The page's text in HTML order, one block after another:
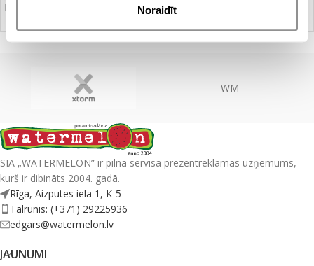
Noraidīt
Piezīmju blociņš
WM
SIA „WATERMELON” ir pilna servisa prezentreklāmas uzņēmums,
kurš ir dibināts 2004. gadā.
Rīga, Aizputes iela 1, K-5
Tālrunis: (+371) 29225936
edgars@watermelon.lv
JAUNUMI